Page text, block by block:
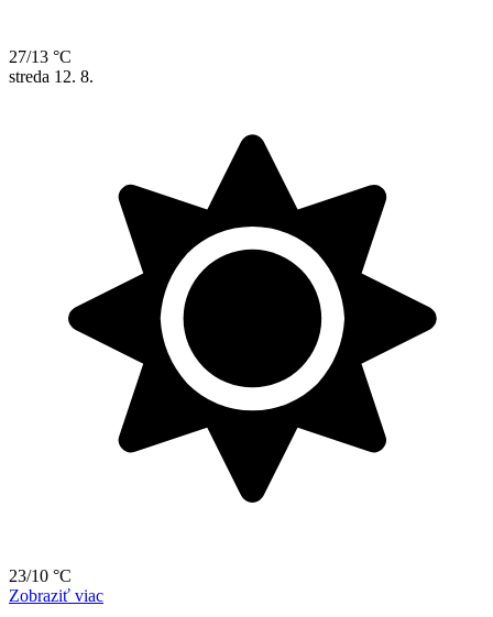
27/13 °C
streda 12. 8.
23/10 °C
Zobraziť viac